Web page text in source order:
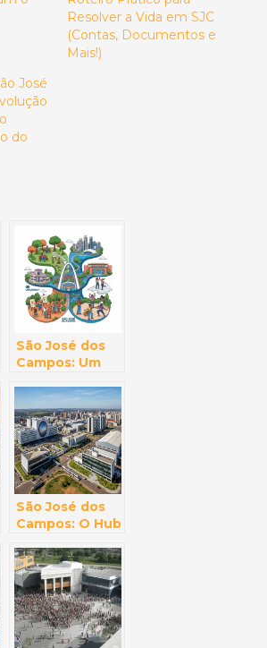
Resolver a Vida em SJC
(Contas, Documentos e
Mais!)
José
do
São José dos
Campos: Um
da Inovação
Tecnológica
São José dos
Campos: O Hub
Tecnologia no
Coração do
Vale do Paraíba